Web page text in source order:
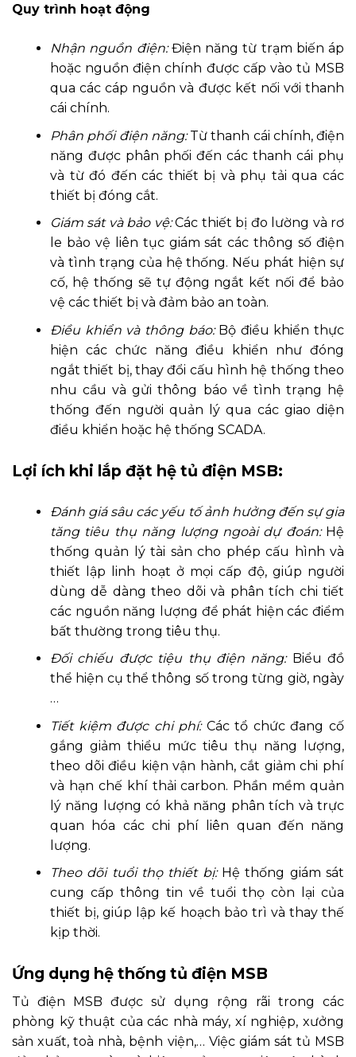
Quy trình hoạt động
Nhận nguồn điện:Điện năng từ trạm biến áp
hoặc nguồn điện chính được cấp vào tủ MSB
qua các cáp nguồn và được kết nối với thanh
cái chính.
Phân phối điện năng:Từ thanh cái chính, điện
năng được phân phối đến các thanh cái phụ
và từ đó đến các thiết bị và phụ tải qua các
thiết bị đóng cắt.
Giám sát và bảo vệ:Các thiết bị đo lường và rơ
le bảo vệ liên tục giám sát các thông số điện
và tình trạng của hệ thống. Nếu phát hiện sự
cố, hệ thống sẽ tự động ngắt kết nối để bảo
vệ các thiết bị và đảm bảo an toàn.
Điều khiển và thông báo:Bộ điều khiển thực
hiện các chức năng điều khiển như đóng
ngắt thiết bị, thay đổi cấu hình hệ thống theo
nhu cầu và gửi thông báo về tình trạng hệ
thống đến người quản lý qua các giao diện
điều khiển hoặc hệ thống SCADA.
Lợi ích khi lắp đặt hệ tủ điện MSB:
Đánh giá sâu các yếu tố ảnh hưởng đến sự gia
tăng tiêu thụ năng lượng ngoài dự đoán:Hệ
thống quản lý tài sản cho phép cấu hình và
thiết lập linh hoạt ở mọi cấp độ, giúp người
dùng dễ dàng theo dõi và phân tích chi tiết
các nguồn năng lượng để phát hiện các điểm
bất thường trong tiêu thụ.
Đối chiếu được tiệu thụ điện năng:Biểu đồ
thể hiện cụ thể thông số trong từng giờ, ngày
…
Tiết kiệm được chi phí:Các tổ chức đang cố
gắng giảm thiểu mức tiêu thụ năng lượng,
theo dõi điều kiện vận hành, cắt giảm chi phí
và hạn chế khí thải carbon. Phần mềm quản
lý năng lượng có khả năng phân tích và trực
quan hóa các chi phí liên quan đến năng
lượng.
Theo dõi tuổi thọ thiết bị:Hệ thống giám sát
cung cấp thông tin về tuổi thọ còn lại của
thiết bị, giúp lập kế hoạch bảo trì và thay thế
kịp thời.
Ứng dụng hệ thống tủ điện MSB
Tủ điện MSB được sử dụng rộng rãi trong các
phòng kỹ thuật của các nhà máy, xí nghiệp, xưởng
sản xuất, toà nhà, bệnh viện,… Việc giám sát tủ MSB